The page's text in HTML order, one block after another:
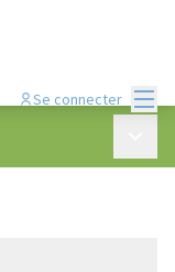
Se connecter